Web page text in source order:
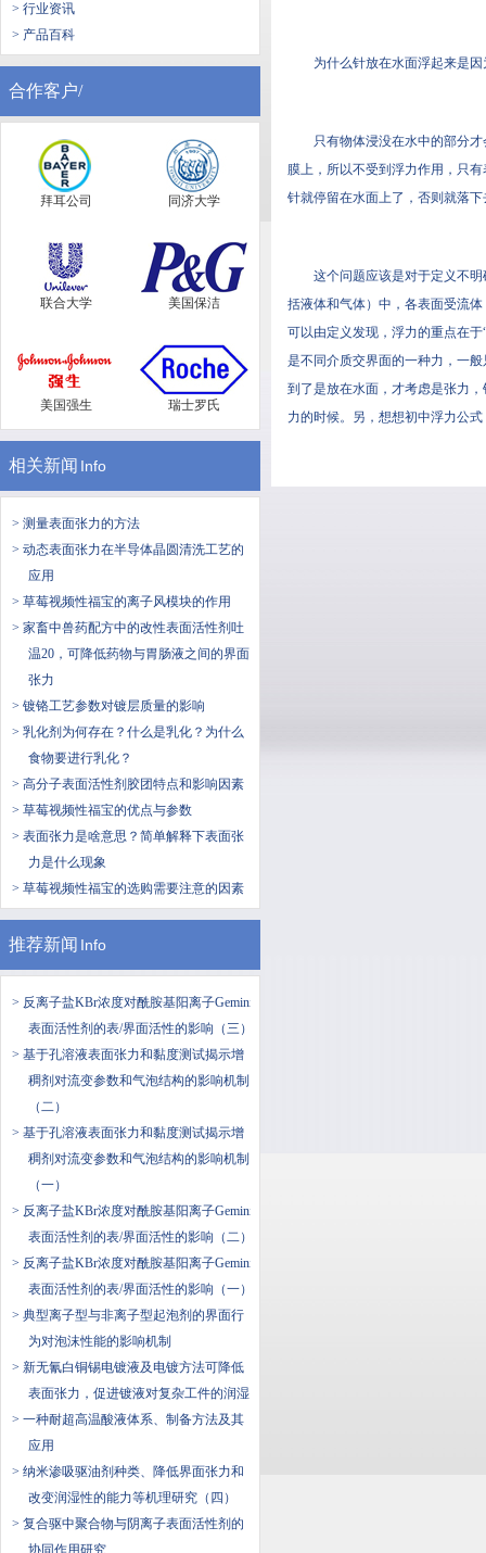
> 行业资讯
> 产品百科
合作客户/
拜耳公司 同济大学
联合大学 美国保洁
美国强生 瑞士罗氏
相关新闻 Info
> 测量表面张力的方法
> 动态表面张力在半导体晶圆清洗工艺的
应用
> 草莓视频性福宝的离子风模块的作用
> 家畜中兽药配方中的改性表面活性剂吐
温20，可降低药物与胃肠液之间的界面
张力
> 镀铬工艺参数对镀层质量的影响
> 乳化剂为何存在？什么是乳化？为什么
食物要进行乳化？
> 高分子表面活性剂胶团特点和影响因素
> 草莓视频性福宝的优点与参数
> 表面张力是啥意思？简单解释下表面张
力是什么现象
> 草莓视频性福宝的选购需要注意的因素
推荐新闻 Info
> 反离子盐KBr浓度对酰胺基阳离子Gemini
表面活性剂的表/界面活性的影响（三）
> 基于孔溶液表面张力和黏度测试揭示增
稠剂对流变参数和气泡结构的影响机制
（二）
> 基于孔溶液表面张力和黏度测试揭示增
稠剂对流变参数和气泡结构的影响机制
（一）
> 反离子盐KBr浓度对酰胺基阳离子Gemini
表面活性剂的表/界面活性的影响（二）
> 反离子盐KBr浓度对酰胺基阳离子Gemini
表面活性剂的表/界面活性的影响（一）
> 典型离子型与非离子型起泡剂的界面行
为对泡沫性能的影响机制
> 新无氰白铜锡电镀液及电镀方法可降低
表面张力，促进镀液对复杂工件的润湿
> 一种耐超高温酸液体系、制备方法及其
应用
> 纳米渗吸驱油剂种类、降低界面张力和
改变润湿性的能力等机理研究（四）
> 复合驱中聚合物与阴离子表面活性剂的
协同作用研究
为什么针放在水面浮起来是因为
只有物体浸没在水中的部分才
膜上，所以不受到浮力作用
针就停留在水面上了，否则就落下去
这个问题应该是对于定义不明
括液体和气体）中，各表面受流
可以由定义发现，浮力的重点在于
是不同介质交界面的一种力，一
到了是放在水面，才考虑是张力
力的时候。另，想想初中浮力公